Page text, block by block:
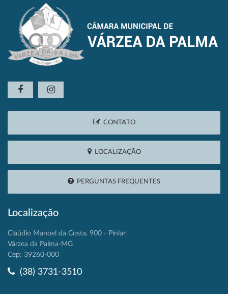
CONTATO
LOCALIZAÇÃO
PERGUNTAS FREQUENTES
Localização
Claúdio Manoel da Costa, 900 - Pinlar
Várzea da Palma-MG
Cep: 39260-000
(38) 3731-3510